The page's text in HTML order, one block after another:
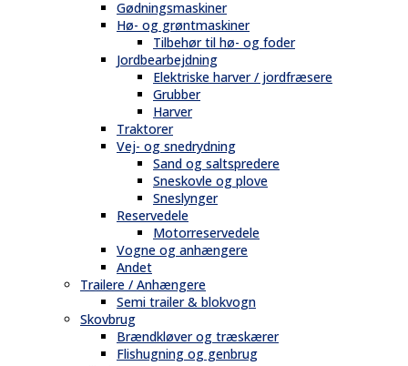
Gødningsmaskiner
Hø- og grøntmaskiner
Tilbehør til hø- og foder
Jordbearbejdning
Elektriske harver / jordfræsere
Grubber
Harver
Traktorer
Vej- og snedrydning
Sand og saltspredere
Sneskovle og plove
Sneslynger
Reservedele
Motorreservedele
Vogne og anhængere
Andet
Trailere / Anhængere
Semi trailer & blokvogn
Skovbrug
Brændkløver og træskærer
Flishugning og genbrug